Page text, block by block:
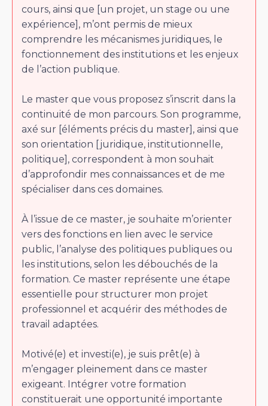
cours, ainsi que [un projet, un stage ou une
expérience], m’ont permis de mieux
comprendre les mécanismes juridiques, le
fonctionnement des institutions et les enjeux
de l’action publique.
Le master que vous proposez s’inscrit dans la
continuité de mon parcours. Son programme,
axé sur [éléments précis du master], ainsi que
son orientation [juridique, institutionnelle,
politique], correspondent à mon souhait
d’approfondir mes connaissances et de me
spécialiser dans ces domaines.
À l’issue de ce master, je souhaite m’orienter
vers des fonctions en lien avec le service
public, l’analyse des politiques publiques ou
les institutions, selon les débouchés de la
formation. Ce master représente une étape
essentielle pour structurer mon projet
professionnel et acquérir des méthodes de
travail adaptées.
Motivé(e) et investi(e), je suis prêt(e) à
m’engager pleinement dans ce master
exigeant. Intégrer votre formation
constituerait une opportunité importante